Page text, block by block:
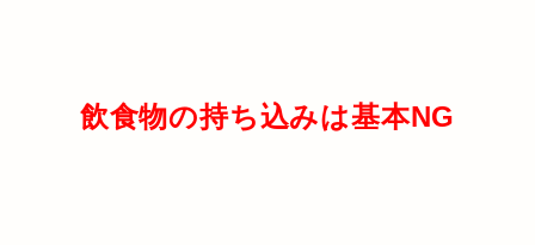
飲食物の持ち込みは基本NG